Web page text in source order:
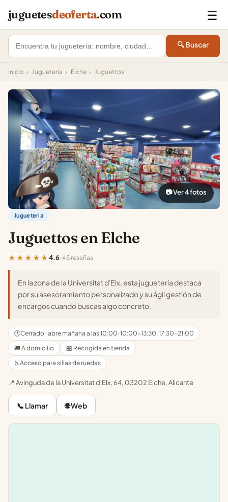
juguetesdeoferta.com ☰
🔍 Buscar
Inicio › Jugueteria › Elche › Juguettos
📷 Ver 4 fotos
Jugueteria
Juguettos en Elche
★★★★★ 4.6· 45 reseñas
En la zona de la Universitat d'Elx, esta juguetería destaca
por su asesoramiento personalizado y su ágil gestión de
encargos cuando buscas algo concreto.
🕐Cerrado · abre mañana a las 10:00· 10:00-13:30, 17:30-21:00
🚚 A domicilio
🏪 Recogida en tienda
♿ Acceso para sillas de ruedas
📍 Avinguda de la Universitat d'Elx, 64, 03202 Elche, Alicante
📞 Llamar 🌐 Web